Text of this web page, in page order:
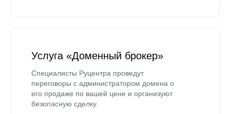
Услуга «Доменный брокер»
Специалисты Руцентра проведут
переговоры с администратором домена о
его продаже по вашей цене и организуют
безопасную сделку.